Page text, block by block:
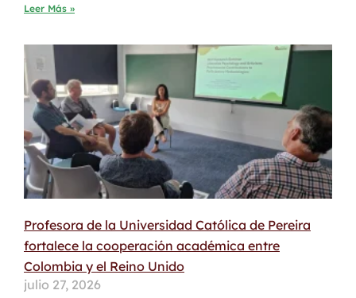
Leer Más »
Profesora de la Universidad Católica de Pereira
fortalece la cooperación académica entre
Colombia y el Reino Unido
julio 27, 2026